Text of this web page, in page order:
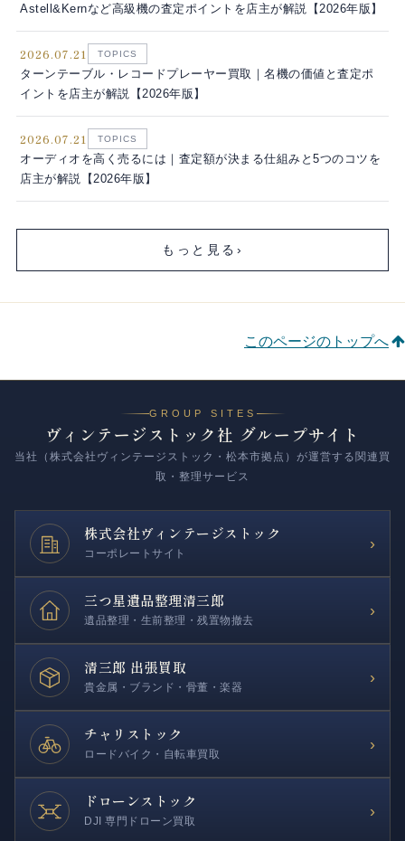
Astell&Kernなど高級機の査定ポイントを店主が解説【2026年版】
2026.07.21 TOPICS
ターンテーブル・レコードプレーヤー買取｜名機の価値と査定ポ
イントを店主が解説【2026年版】
2026.07.21 TOPICS
オーディオを高く売るには｜査定額が決まる仕組みと5つのコツを
店主が解説【2026年版】
もっと見る ›
このページのトップへ
GROUP SITES
ヴィンテージストック社 グループサイト
当社（株式会社ヴィンテージストック・松本市拠点）が運営する関連買
取・整理サービス
株式会社ヴィンテージストック
コーポレートサイト
›
三つ星遺品整理清三郎
遺品整理・生前整理・残置物撤去
›
清三郎 出張買取
貴金属・ブランド・骨董・楽器
›
チャリストック
ロードバイク・自転車買取
›
ドローンストック
DJI 専門ドローン買取
›